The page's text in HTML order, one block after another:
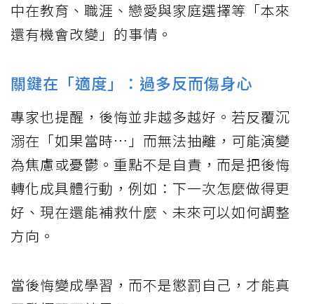
中在教育、職涯、戀愛與家庭選擇等「本來
還有機會改變」的事情。
關鍵在「適度」：過多反而傷身心
專家也提醒，後悔並非越多越好。若反覆沉
溺在「如果當時…」而無法抽離，可能演變
為焦慮或憂鬱。重點不是自責，而是把後悔
轉化成具體行動，例如：下一次怎麼做得更
好、現在還能補救什麼、未來可以如何調整
方向。
當後悔變成學習，而不是懲罰自己，才能真